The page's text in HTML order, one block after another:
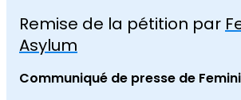
Remise de la pétition par
Asylum
Communiqué de presse de